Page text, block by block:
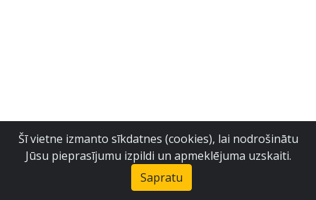
Šī vietne izmanto sīkdatnes (cookies), lai nodrošinātu
Jūsu pieprasījumu izpildi un apmeklējuma uzskaiti.
Sapratu